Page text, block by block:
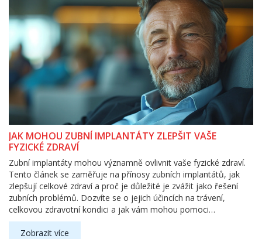
JAK MOHOU ZUBNÍ IMPLANTÁTY ZLEPŠIT VAŠE
FYZICKÉ ZDRAVÍ
Zubní implantáty mohou významně ovlivnit vaše fyzické zdraví.
Tento článek se zaměřuje na přínosy zubních implantátů, jak
zlepšují celkové zdraví a proč je důležité je zvážit jako řešení
zubních problémů. Dozvíte se o jejich účincích na trávení,
celkovou zdravotní kondici a jak vám mohou pomoci
dlouhodobě.
Zobrazit více